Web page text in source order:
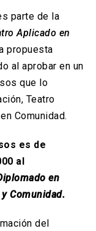
parte de la
Aplicado en
propuesta
al aprobar en un
que lo
Teatro
Comunidad.
es de
al
en
Comunidad.
del